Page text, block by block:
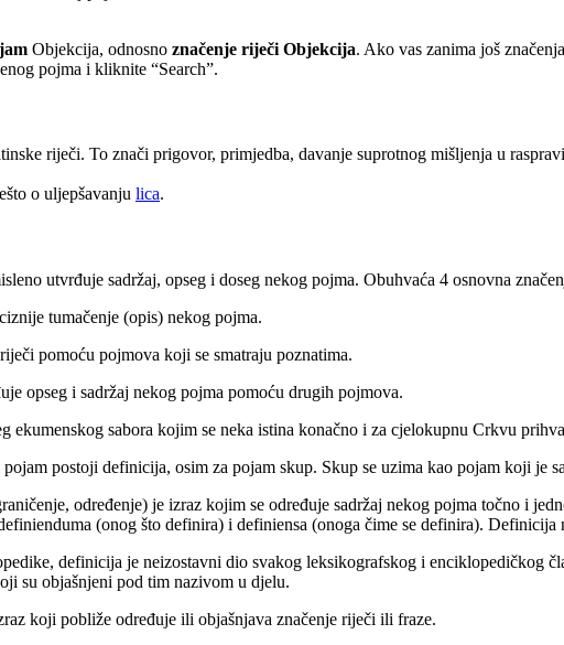
Objekcija, odnosno značenje riječi Objekcija. Ako vas zanima još
pojma i kliknite “Search”.
riječi. To znači prigovor, primjedba, davanje suprotnog mišljenja u
o uljepšavanju lica.
utvrđuje sadržaj, opseg i doseg nekog pojma. Obuhvaća 4 osnovna
tumačenje (opis) nekog pojma.
pomoću pojmova koji se smatraju poznatima.
opseg i sadržaj nekog pojma pomoću drugih pojmova.
ekumenskog sabora kojim se neka istina konačno i za cjelokupnu Crkvu
postoji definicija, osim za pojam skup. Skup se uzima kao pojam koji je
određenje) je izraz kojim se određuje sadržaj nekog pojma točno i
(onog što definira) i definiensa (onoga čime se definira).
definicija je neizostavni dio svakog leksikografskog i enciklopedičkog
su objašnjeni pod tim nazivom u djelu.
koji pobliže određuje ili objašnjava značenje riječi ili fraze.